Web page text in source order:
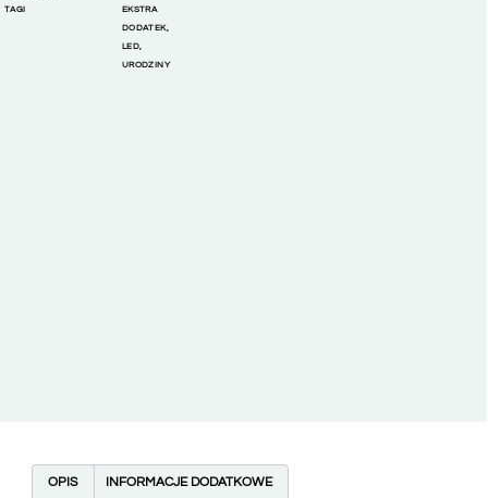
TAGI
EKSTRA
DODATEK,
LED,
URODZINY
OPIS INFORMACJE DODATKOWE